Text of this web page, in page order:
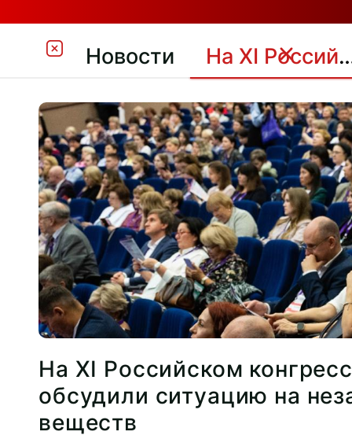
Новости На XI Российском конгрессе лабораторной медицины
На XI Российском
обсудили ситуацию на
веществ